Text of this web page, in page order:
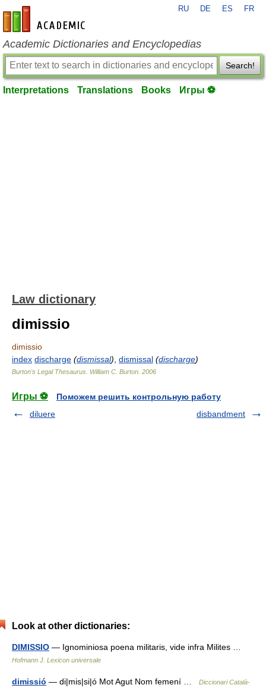
en-academic.com
RU DE ES FR
Academic Dictionaries and Encyclopedias
Search!
Interpretations Translations Books Игры ⚽
Law dictionary
dimissio
dimissio
index discharge (dismissal) dismissal (discharge)
Burton's Legal Thesaurus. William C. Burton 2006
Игры ⚽
Поможем решить контрольную работу
diluere
disbandment
Look at other dictionaries:
DIMISSIO — Ignominiosa poena militaris, vide infra Milites …
Hofmann J. Lexicon universale
dimissió — di|mis|si|ó Mot Agut Nom femení …
Diccionari Català-